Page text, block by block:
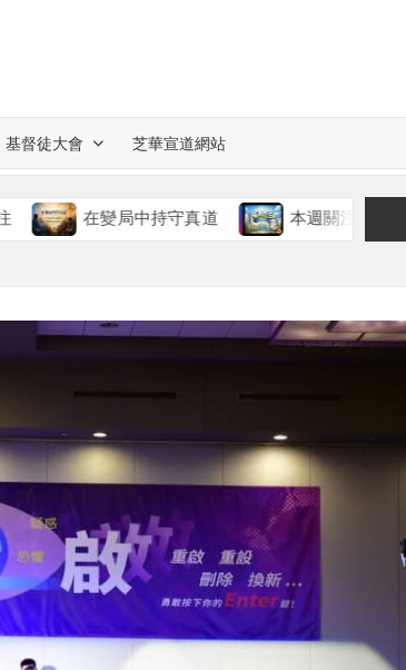
基督徒大會 芝華宣道網站
持守真道 本週關注 慈愛的神